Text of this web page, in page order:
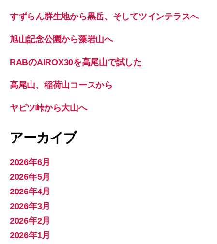
すずらん群生地から黒岳、そしてツインテラスへ
旭山記念公園から藻岩山へ
RABのAIROX30を高尾山で試した
高尾山、稲荷山コースから
ヤビツ峠から大山へ
アーカイブ
2026年6月
2026年5月
2026年4月
2026年3月
2026年2月
2026年1月